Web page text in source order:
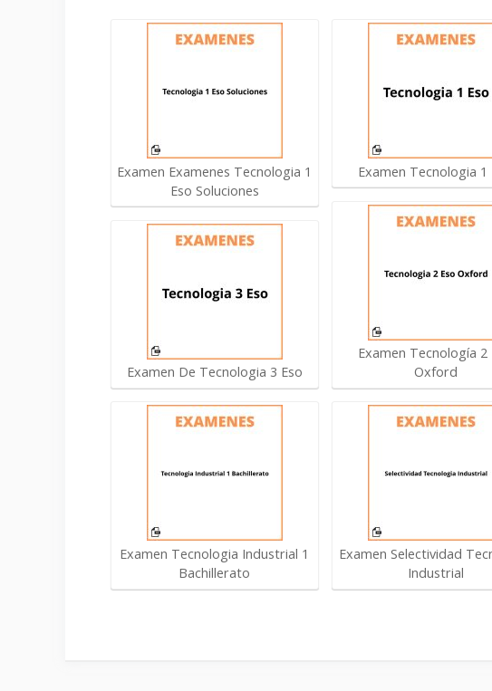
Examen Examenes Tecnologia 1
Eso Soluciones
Examen De Tecnologia 3 Eso
Examen Tecnologia Industrial 1
Bachillerato
Examen Tecnologia 1
Examen Tecnología 2
Oxford
Examen Selectividad
Industrial